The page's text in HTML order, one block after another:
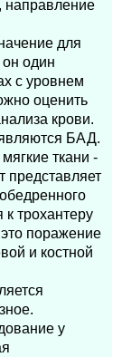
направление
для
он один
с уровнем
оценить
крови.
БАД.
ткани -
представляет
к трохантеру
это поражение
и костной
у